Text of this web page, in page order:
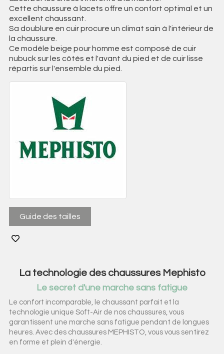
La technologie des chaussures Mephisto
Le secret d'une marche sans fatigue
Le confort incomparable, le chaussant parfait et la
technologie unique Soft-Air de nos chaussures, vous
garantissent une marche sans fatigue pendant de longues
heures. Avec des chaussures MEPHISTO, vous vous sentirez
en forme et plein d'énergie.
Cette chaussure à lacets offre un confort optimal et un
excellent chaussant.
Sa doublure en cuir procure un climat sain à l'intérieur de
la chaussure.
Ce modèle beige pour homme est composé de cuir
nubuck sur les côtés et l'avant du pied et de cuir lisse
répartis sur l'ensemble du pied.
Guide des tailles